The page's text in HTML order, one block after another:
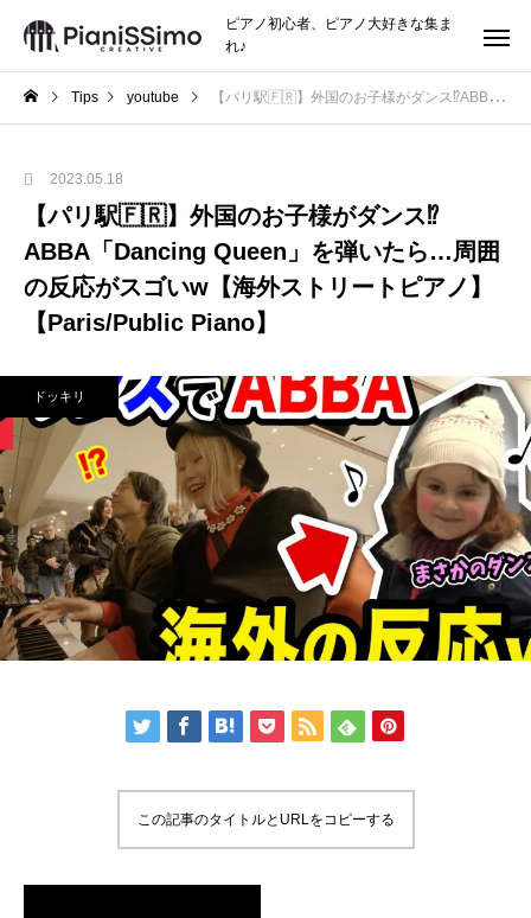
ピアノ初心者、ピアノ大好きな集ま
れ♪
Tips youtube 【パリ駅🇫🇷】外国のお子様がダンス⁉️ABBA「Dancing Queen」を弾いたら…周囲の反応がスゴいw【海外ストリートピアノ】【Paris/Public Piano】
2023.05.18
【パリ駅🇫🇷】外国のお子様がダンス⁉️
ABBA「Dancing Queen」を弾いたら…周囲
の反応がスゴいw【海外ストリートピアノ】
【Paris/Public Piano】
ドッキリ
この記事のタイトルとURLをコピーする